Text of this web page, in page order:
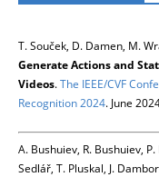
T. Souček, D. Damen, M.
Generate Actions and
Videos.The IEEE/CVF
Recognition 2024. June
A. Bushuiev, R. Bushuiev,
Sedlář, T. Pluskal, J.